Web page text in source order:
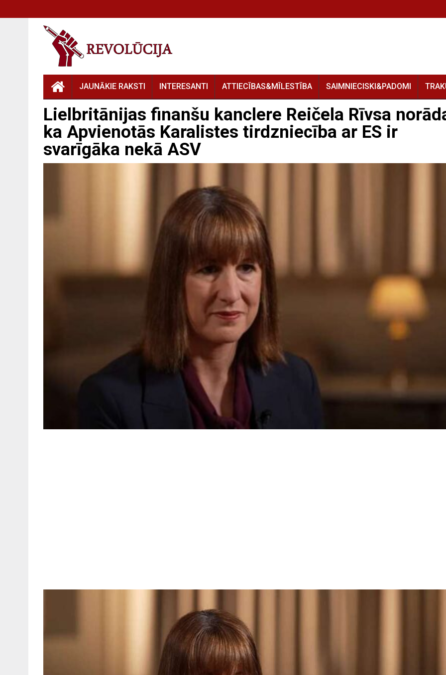
JAUNĀKIE RAKSTI INTERESANTI ATTIECĪBAS&MĪLESTĪBA SAIMNIECISKI&PADOMI
Lielbritānijas finanšu kanclere Reičela Rīvsa
ka Apvienotās Karalistes tirdzniecība ar ES ir
svarīgāka nekā ASV